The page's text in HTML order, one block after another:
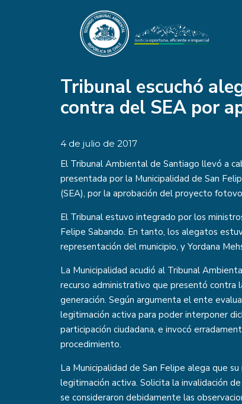
Tribunal escuchó
contra del SEA por
4 de julio de 2017
El Tribunal Ambiental de Santiago llevó a
presentada por la Municipalidad de San
(SEA), por la aprobación del proyecto
El Tribunal estuvo integrado por los
Felipe Sabando. En tanto, los alegatos
representación del municipio, y Yordana
La Municipalidad acudió al Tribunal
recurso administrativo que presentó
generación. Según argumenta el ente
legitimación activa para poder interponer
participación ciudadana, e invocó
procedimiento.
La Municipalidad de San Felipe alega que
legitimación activa. Solicita la invalidación
se consideraron debidamente las